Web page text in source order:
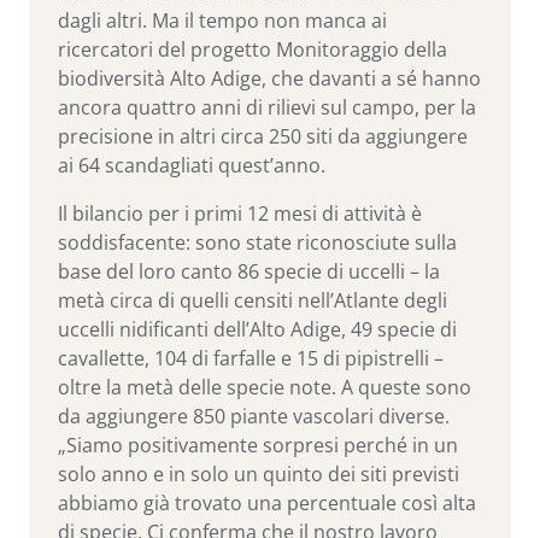
dagli altri. Ma il tempo non manca ai
ricercatori del progetto Monitoraggio della
biodiversità Alto Adige, che davanti a sé hanno
ancora quattro anni di rilievi sul campo, per la
precisione in altri circa 250 siti da aggiungere
ai 64 scandagliati quest’anno.
Il bilancio per i primi 12 mesi di attività è
soddisfacente: sono state riconosciute sulla
base del loro canto 86 specie di uccelli – la
metà circa di quelli censiti nell’Atlante degli
uccelli nidificanti dell’Alto Adige, 49 specie di
cavallette, 104 di farfalle e 15 di pipistrelli –
oltre la metà delle specie note. A queste sono
da aggiungere 850 piante vascolari diverse.
„Siamo positivamente sorpresi perché in un
solo anno e in solo un quinto dei siti previsti
abbiamo già trovato una percentuale così alta
di specie. Ci conferma che il nostro lavoro